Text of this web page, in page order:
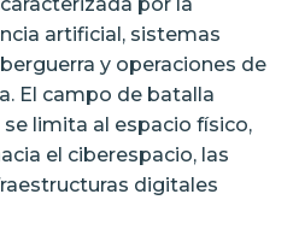
artificial, sistemas
y operaciones de
El campo de batalla
limita al espacio físico,
el ciberespacio, las
digitales